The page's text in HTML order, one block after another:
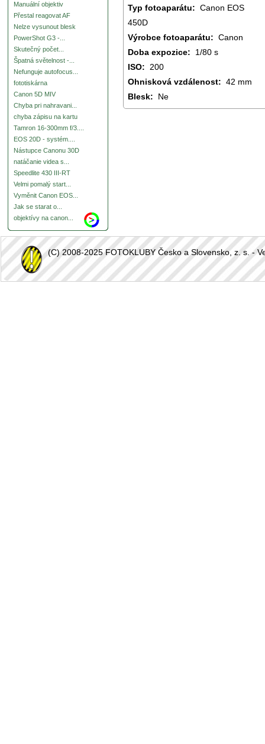
Manuální objektiv
Přestal reagovat AF
Nelze vysunout blesk
PowerShot G3 -...
Skutečný počet...
Špatná světelnost -...
Nefunguje autofocus...
fototiskárna
Canon 5D MIV
Chyba pri nahravani...
chyba zápisu na kartu
Tamron 16-300mm f/3....
EOS 20D - systém....
Nástupce Canonu 30D
natáčanie videa s...
Speedlite 430 III-RT
Velmi pomalý start...
Vyměnit Canon EOS...
Jak se starat o...
objektívy na canon...
Typ fotoaparátu:
450D
Výrobce fotoaparátu: Canon
Doba expozice:
1/80 s
ISO:
200
Ohnisková vzdálenost: 42 mm
Blesk:
Ne
(C) 2008-2025 FOTOKLUBY Česko a Slovensko, z. s. -